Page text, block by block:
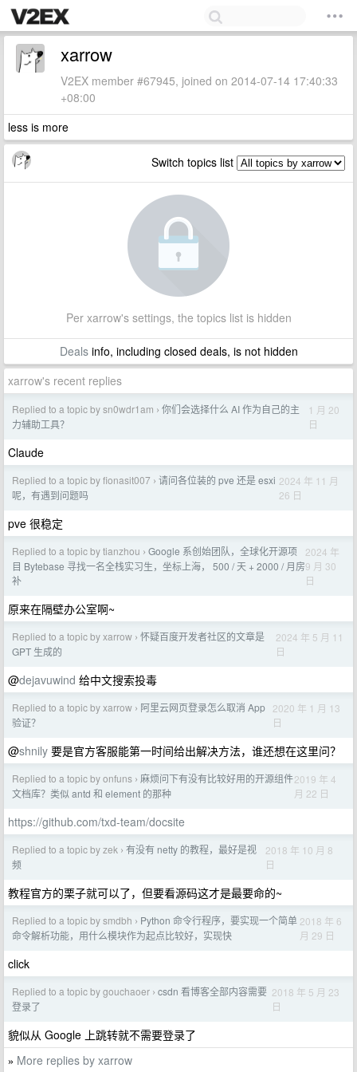
xarrow
V2EX member #67945, joined on 2014-07-14 17:40:33
+08:00
less is more
Switch topics list
Per xarrow's settings, the topics list is hidden
Dealsinfo, including closed deals, is not hidden
xarrow's recent replies
Replied to a topic by sn0wdr1am › 你们会选择什么 AI 作为自己的主
力辅助工具？
1 月 20
日
Claude
Replied to a topic by fionasit007 › 请问各位装的 pve 还是 esxi
呢，有遇到问题吗
2024 年 11 月
26 日
pve 很稳定
Replied to a topic by tianzhou › Google 系创始团队，全球化开源项
目 Bytebase 寻找一名全栈实习生，坐标上海， 500 / 天 + 2000 / 月房
补
2024 年
9 月 30
日
原来在隔壁办公室啊~
Replied to a topic by xarrow › 怀疑百度开发者社区的文章是
GPT 生成的
2024 年 5 月 11
日
@dejavuwind 给中文搜索投毒
Replied to a topic by xarrow › 阿里云网页登录怎么取消 App
验证？
2020 年 1 月 13
日
@shnily 要是官方客服能第一时间给出解决方法，谁还想在这里问？
Replied to a topic by onfuns › 麻烦问下有没有比较好用的开源组件
文档库？类似 antd 和 element 的那种
2019 年 4
月 22 日
https://github.com/txd-team/docsite
Replied to a topic by zek › 有没有 netty 的教程，最好是视
频
2018 年 10 月 8
日
教程官方的栗子就可以了，但要看源码这才是最要命的~
Replied to a topic by smdbh › Python 命令行程序，要实现一个简单
命令解析功能，用什么模块作为起点比较好，实现快
2018 年 6
月 29 日
click
Replied to a topic by gouchaoer › csdn 看博客全部内容需要
登录了
2018 年 5 月 23
日
貌似从 Google 上跳转就不需要登录了
» More replies by xarrow